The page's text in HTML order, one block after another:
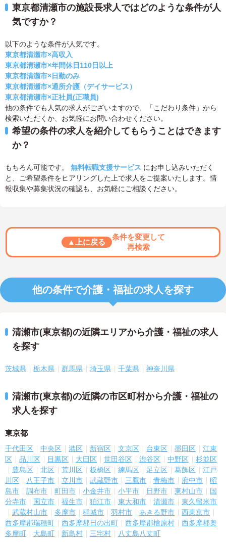
東京都清瀬市の施設長求人ではどのような条件が人
気ですか？
以下のような条件が人気です。
東京都清瀬市×高収入
東京都清瀬市×年間休日110日以上
東京都清瀬市×日勤のみ
東京都清瀬市×通所介護（デイサービス）
東京都清瀬市×正社員(正職員)
他の条件でも人気の求人がございますので、「こだわり条件」から
検索いただくか、お気軽にお問い合わせください。
希望の条件の求人を紹介してもらうことはできます
か？
もちろん可能です。 無料転職支援サービス にお申し込みいただく
と、ご希望条件をヒアリングした上で求人をご提案いたします。情
報収集や募集状況の確認も、お気軽にご相談ください。
▲上に戻る
条件を変更して
再検索
他の条件で介護・福祉の求人を探す
清瀬市(東京都)の近隣エリアから介護・福祉の求人
を探す
茨城県 栃木県 群馬県 埼玉県 千葉県 神奈川県
清瀬市(東京都)の近隣の市区町村から介護・福祉の
求人を探す
東京都
千代田区 中央区 港区 新宿区 文京区 台東区 墨田区
江東
区
品川区 目黒区 大田区 世田谷区 渋谷区 中野区
杉並区
豊島区
北区 荒川区 板橋区 練馬区 足立区 葛飾区
江戸
川区
八王子市 立川市 武蔵野市 三鷹市 青梅市 府中市
昭
島市
調布市 町田市 小金井市 小平市 日野市 東村山市
国
分寺市
国立市 福生市 狛江市 東大和市 清瀬市
東久留米市
武蔵村山市
多摩市 稲城市 羽村市 あきる野市
西東京市
西多摩郡瑞穂町
西多摩郡日の出町 西多摩郡檜原村
西多摩郡奥
多摩町
大島町 新島村 三宅村 八丈島八丈町